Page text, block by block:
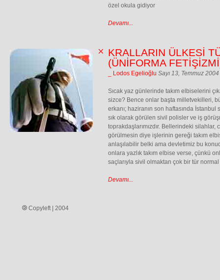
özel okula gidiyor
Devamı...
KRALLARIN ÜLKESİ
(ÜNİFORMA
_ Lodos Egelioğlu Sayı 13, Temmuz 2004
Sıcak yaz günlerinde takım elbiselerini
sizce? Bence onlar başta milletvekilleri,
erkanı; haziranın son haftasında
sık olarak görülen sivil polisler ve iş
toprakdaşlarımızdır. Bellerindeki
görülmesin diye işlerinin gereği takım
anlaşılabilir belki ama devletimiz bu
onlara yazlık takım elbise verse, çünkü
saçlarıyla sivil olmaktan çok bir tür
Devamı...
Copyleft | 2004